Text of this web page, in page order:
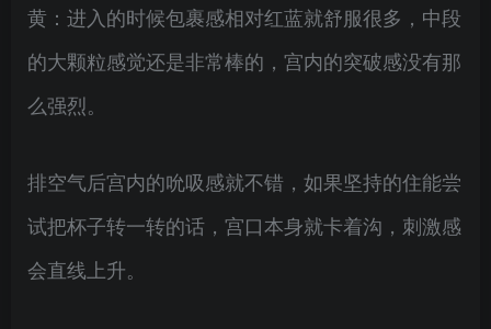
黄：进入的时候包裹感相对红蓝就舒服很多，中段
的大颗粒感觉还是非常棒的，宫内的突破感没有那
么强烈。
排空气后宫内的吮吸感就不错，如果坚持的住能尝
试把杯子转一转的话，宫口本身就卡着沟，刺激感
会直线上升。